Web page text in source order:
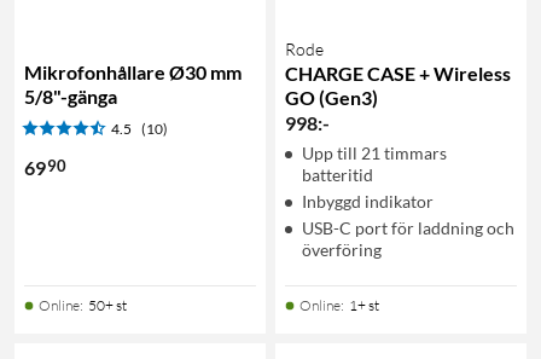
Mikrofonhållare Ø30 mm
5/8"-gänga
4.5 (10)
6990
Online: 50+ st
Rode
CHARGE CASE + Wireless
GO (Gen3)
998:-
Upp till 21 timmars
batteritid
Inbyggd indikator
USB-C port för laddning och
överföring
Online: 1+ st